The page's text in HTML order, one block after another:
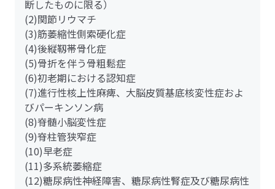
断したものに限る）
(2)関節リウマチ
(3)筋萎縮性側索硬化症
(4)後縦靱帯骨化症
(5)骨折を伴う骨粗鬆症
(6)初老期における認知症
(7)進行性核上性麻痺、大脳皮質基底核変性症およ
びパーキンソン病
(8)脊髄小脳変性症
(9)脊柱管狭窄症
(10)早老症
(11)多系統萎縮症
(12)糖尿病性神経障害、糖尿病性腎症及び糖尿病性